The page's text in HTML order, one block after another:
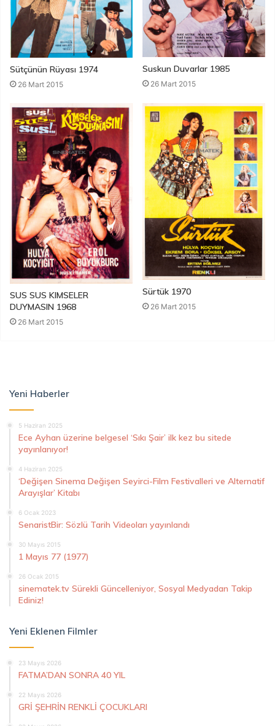
Sütçünün Rüyası 1974
26 Mart 2015
Suskun Duvarlar 1985
26 Mart 2015
SUS SUS KIMSELER
DUYMASIN 1968
26 Mart 2015
Sürtük 1970
26 Mart 2015
Yeni Haberler
5 Haziran 2025
Ece Ayhan üzerine belgesel ‘Sıkı Şair’ ilk kez bu sitede
yayınlanıyor!
4 Haziran 2025
‘Değişen Sinema Değişen Seyirci-Film Festivalleri ve Alternatif
Arayışlar’ Kitabı
6 Ocak 2023
SenaristBir: Sözlü Tarih Videoları yayınlandı
30 Mayıs 2015
1 Mayıs 77 (1977)
26 Ocak 2015
sinematek.tv Sürekli Güncelleniyor, Sosyal Medyadan Takip
Ediniz!
Yeni Eklenen Filmler
23 Mayıs 2026
FATMA’DAN SONRA 40 YIL
22 Mayıs 2026
GRİ ŞEHRİN RENKLİ ÇOCUKLARI